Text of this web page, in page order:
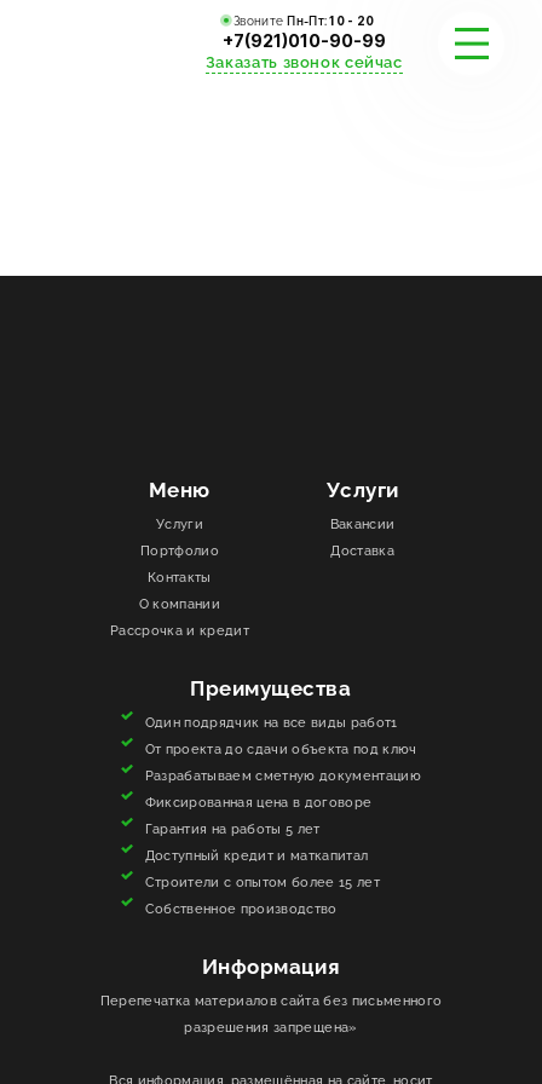
Звоните Пн-Пт:10 - 20
+7(921)010-90-99
Заказать звонок сейчас
СТОИМОСТЬ
О КОМПАНИИ
ИНФОРМАЦИЯ
Меню
Услуги
Портфолио
Контакты
О компании
Рассрочка и кредит
Услуги
Вакансии
Доставка
Преимущества
Один подрядчик на все виды работ1
От проекта до сдачи объекта под ключ
Разрабатываем сметную документацию
Фиксированная цена в договоре
Гарантия на работы 5 лет
Доступный кредит и маткапитал
Строители с опытом более 15 лет
Собственное производство
Информация
Перепечатка материалов сайта без письменного
разрешения запрещена»
Вся информация, размещённая на сайте, носит